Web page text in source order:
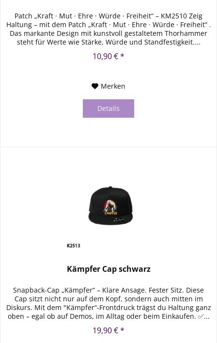
Patch „Kraft · Mut · Ehre · Würde · Freiheit“ – KM2510 Zeig
Haltung – mit dem Patch „Kraft · Mut · Ehre · Würde · Freiheit“ .
Das markante Design mit kunstvoll gestaltetem Thorhammer
steht für Werte wie Stärke, Würde und Standfestigkeit....
10,90 € *
Merken
Details
Kämpfer Cap schwarz
Snapback-Cap „Kämpfer“ – Klare Ansage. Fester Sitz. Diese
Cap sitzt nicht nur auf dem Kopf, sondern auch mitten im
Diskurs. Mit dem "Kämpfer“-Frontdruck trägst du Haltung ganz
oben – egal ob auf Demos, im Alltag oder beim Einkaufen. ✅...
19,90 € *